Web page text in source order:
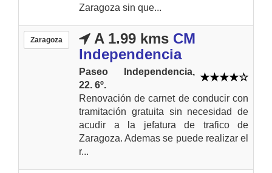
Zaragoza sin que...
Zaragoza A 1.99 kms CM
Independencia
Paseo Independencia,
22. 6º.
Renovación de carnet de conducir con
tramitación gratuita sin necesidad de
acudir a la jefatura de trafico de
Zaragoza. Ademas se puede realizar el
r...